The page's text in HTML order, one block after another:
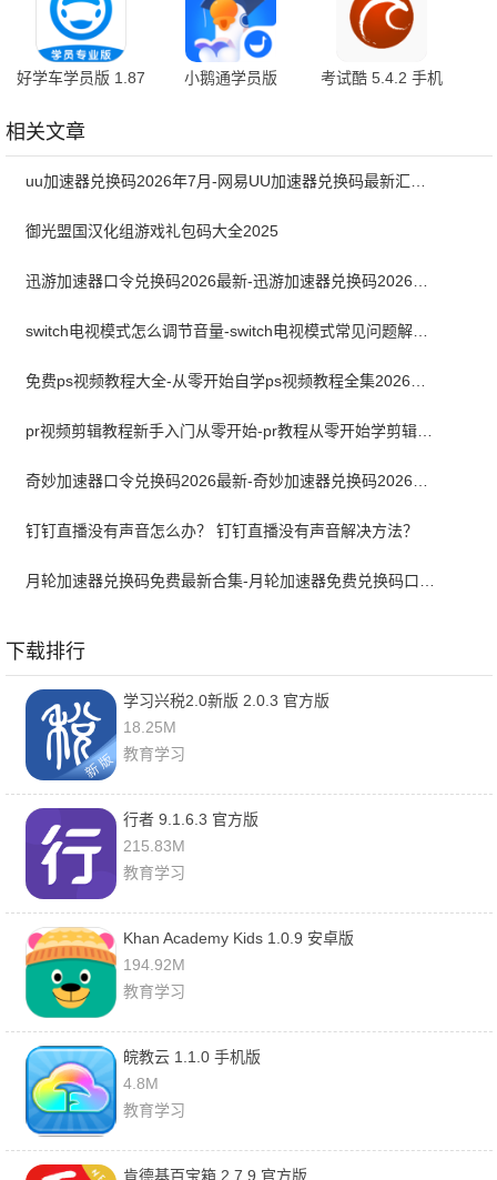
好学车学员版 1.87
小鹅通学员版
考试酷 5.4.2 手机
相关文章
御光盟国汉化组游戏礼包码大全2025
switch电视模式怎么调节音量-switch电视模式常见问题解决方案
pr视频剪辑教程新手入门从零开始-pr教程从零开始学剪辑全集免费
钉钉直播没有声音怎么办？ 钉钉直播没有声音解决方法？
下载排行
学习兴税2.0新版 2.0.3 官方版
18.25M
教育学习
行者 9.1.6.3 官方版
215.83M
教育学习
Khan Academy Kids 1.0.9 安卓版
194.92M
教育学习
皖教云 1.1.0 手机版
4.8M
教育学习
肯德基百宝箱 2.7.9 官方版